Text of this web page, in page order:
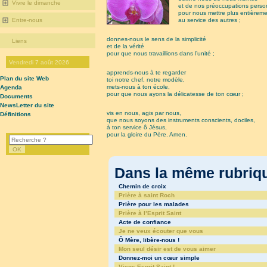
et de nos préoccupations
pour nous mettre plus
au service des autres ;
donnes-nous le sens de la simplicité
et de la vérité
pour que nous travaillions dans l’unité ;
apprends-nous à te regarder
toi notre chef, notre modèle,
mets-nous à ton école,
pour que nous ayons la délicatesse de ton cœur ;
vis en nous, agis par nous,
que nous soyons des instruments conscients, dociles,
à ton service ô Jésus,
pour la gloire du Père. Amen.
Dans la même
Chemin de croix
Prière à saint Roch
Prière pour les malades
Prière à l’Esprit Saint
Acte de confiance
Je ne veux écouter que vous
Ô Mère, libère-nous !
Mon seul désir est de vous aimer
Donnez-moi un cœur simple
Vivre le dimanche
Entre-nous
Liens
Vendredi 7 août 2026
Plan du site Web
Agenda
Documents
NewsLetter du site
Définitions